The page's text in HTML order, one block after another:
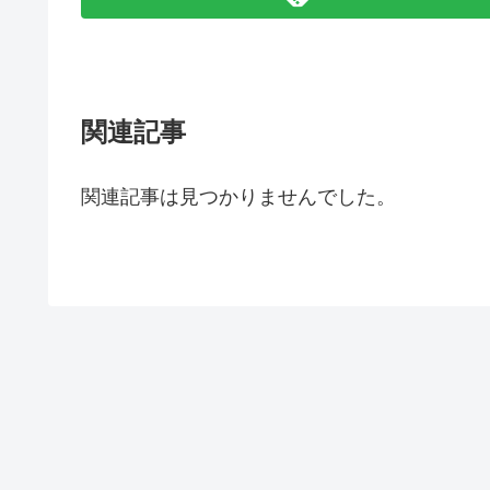
関連記事
関連記事は見つかりませんでした。